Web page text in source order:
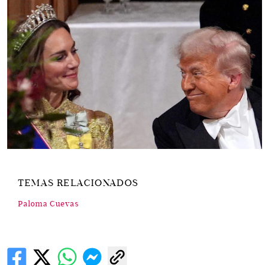
TEMAS RELACIONADOS
Paloma Cuevas